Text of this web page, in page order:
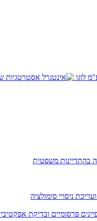
בהתדיינות משפטית
ניסויי סימולציה
פרסומיים ובדיקת